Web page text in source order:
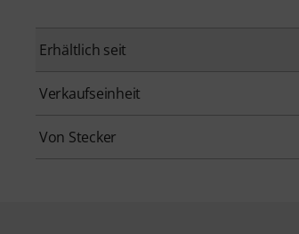
Erhältlich seit
Verkaufseinheit
Von Stecker